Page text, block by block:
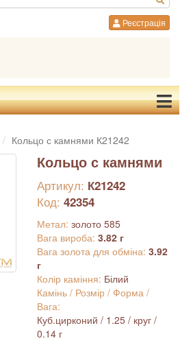
Реєстрація
Кольцо с камнями К21242
Кольцо с камнями
Артикул: К21242
Код: 42354
Метал: золото 585
Вага вироба: 3.82 г
Вага золота для обміна: 3.92
г
Колір каміння: Білий
Камінь / Розмір / Форма /
Вага:
Куб.цирконий / 1.25 / круг /
0.14 г